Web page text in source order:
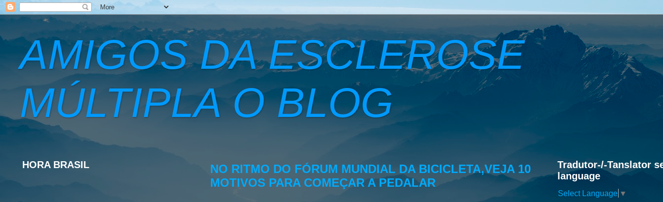
AMIGOS DA ESCLEROSE
MÚLTIPLA O BLOG
NO RITMO DO FÓRUM MUNDIAL DA BICICLETA,VEJA 10
MOTIVOS PARA COMEÇAR A PEDALAR
HORA BRASIL
Tradutor-/-Tanslator
language
Select Language ▼